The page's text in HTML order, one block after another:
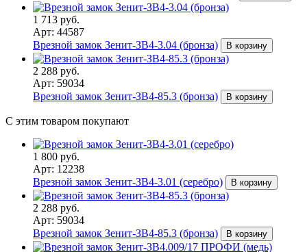
1 713 руб.
Арт: 44587
Врезной замок Зенит-ЗВ4-3.04 (бронза)
В корзину
2 288 руб.
Арт: 59034
Врезной замок Зенит-ЗВ4-85.3 (бронза)
В корзину
С этим товаром покупают
1 800 руб.
Арт: 12238
Врезной замок Зенит-ЗВ4-3.01 (серебро)
В корзину
2 288 руб.
Арт: 59034
Врезной замок Зенит-ЗВ4-85.3 (бронза)
В корзину